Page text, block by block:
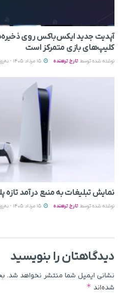
آپدیت جدید ایکس‌باکس روی
کلیپ‌های بازی متمرکز است
نوشته شده توسط تارخ ترهنده
نمایش تبلیغات به منبع درآمد
نوشته شده توسط تارخ ترهنده
دیدگاهتان را بنویسید
نشانی ایمیل شما منتشر نخواهد شد.
شده‌اند *